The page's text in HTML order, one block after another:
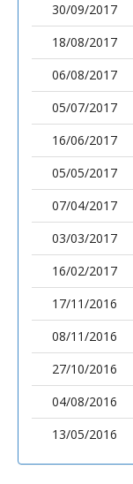
30/09/2017
18/08/2017
06/08/2017
05/07/2017
16/06/2017
05/05/2017
07/04/2017
03/03/2017
16/02/2017
17/11/2016
08/11/2016
27/10/2016
04/08/2016
13/05/2016